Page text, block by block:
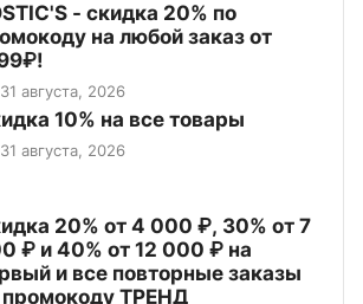
- скидка 20% по
на любой заказ от
августа, 2026
10% на все товары
августа, 2026
20% от 4 000 ₽, 30% от 7
₽ и 40% от 12 000 ₽ на
и все повторные заказы
промокоду ТРЕНД